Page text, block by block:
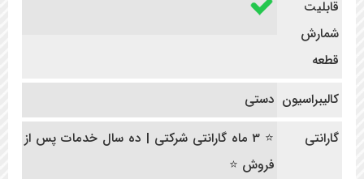
قابلیت
شمارش
قطعه
کالیبراسیون دستی
گارانتی
⭐ 3 ماه گارانتی شرکتی | ده سال خدمات پس از
فروش ⭐